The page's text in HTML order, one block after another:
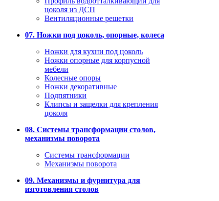
цоколя из ДСП
Вентиляционные решетки
07. Ножки под цоколь, опорные, колеса
Ножки для кухни под цоколь
Ножки опорные для корпусной
мебели
Колесные опоры
Ножки декоративные
Подпятники
Клипсы и защелки для крепления
цоколя
08. Системы трансформации столов,
механизмы поворота
Системы трансформации
Механизмы поворота
09. Механизмы и фурнитура для
изготовления столов